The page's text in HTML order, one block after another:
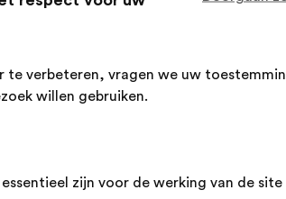
Cross
la vénerie sous terre, pour
te verbeteren, vragen we uw
willen gebruiken.
zijn voor de werking van de site